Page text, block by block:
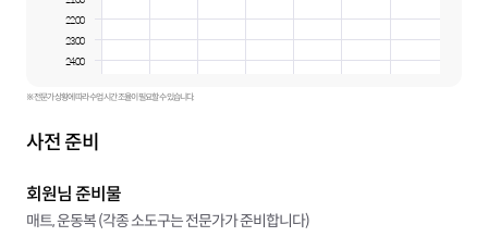
22:00
23:00
24:00
※ 전문가 상황에 따라 수업 시간 조율이 필요할 수 있습니다.
사전 준비
회원님 준비물
매트, 운동복 (각종 소도구는 전문가가 준비합니다)